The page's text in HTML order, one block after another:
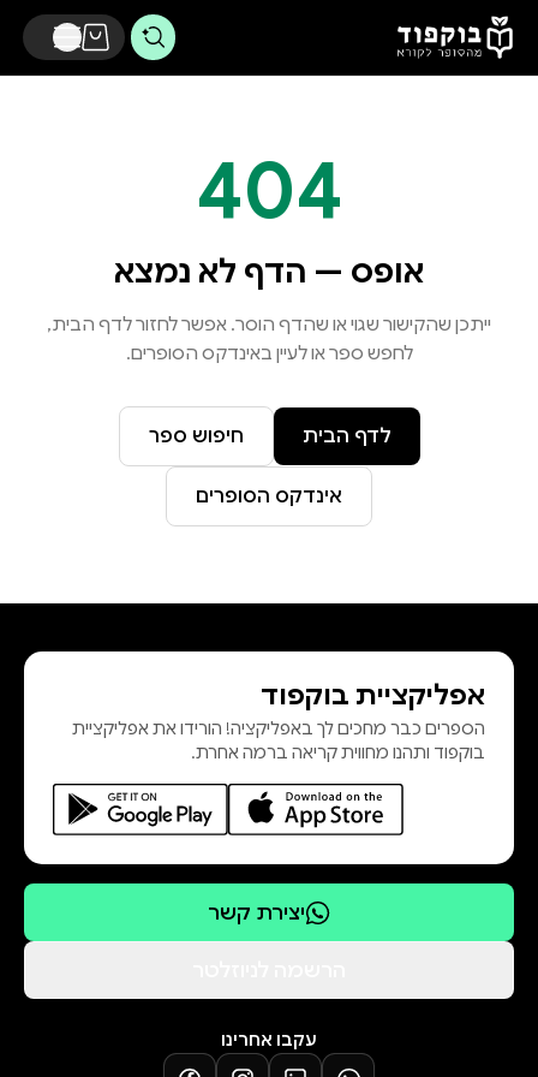
דלג לתוכן הראשי
404
אופס — הדף לא נמצא
ייתכן שהקישור שגוי או שהדף הוסר. אפשר לחזור לדף הבית,
לחפש ספר או לעיין באינדקס הסופרים.
לדף הבית חיפוש ספר
אינדקס הסופרים
אפליקציית בוקפוד
הספרים כבר מחכים לך באפליקציה! הורידו את אפליקציית
בוקפוד ותהנו מחווית קריאה ברמה אחרת.
יצירת קשר
עקבו אחרינו